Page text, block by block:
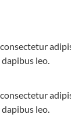
leo.
leo.